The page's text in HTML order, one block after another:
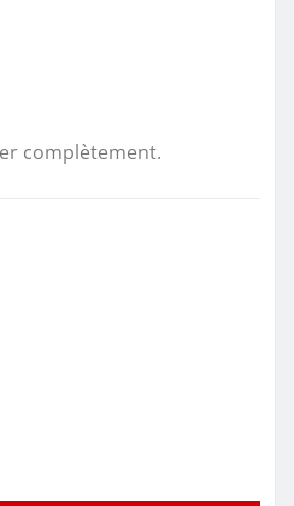
complètement.